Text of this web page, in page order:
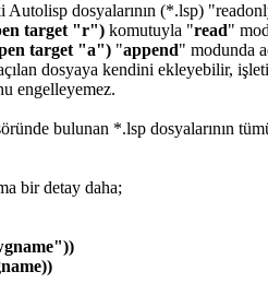
dosyalarının (*.lsp)
target "r") komutuyla "read"
target "a") "append" modunda
dosyaya kendini ekleyebilir,
engelleyemez.
bulunan *.lsp dosyalarının
bir detay daha;